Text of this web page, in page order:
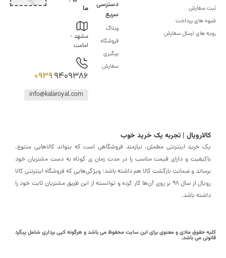
پرداخت
ارسال سفارش
دسترسی
ما
مشهد -
09399409386
info@kalaroyal.com
| تجربه یک خرید خوب
اینترنتی مطمئن، نیازمند فروشگاهی است که بتواند کالاهایی متنوع،
و دارای قیمت مناسب را در مدت زمان ی کوتاه به دست مشتریان خود
و ضمانت بازگشت کالا هم داشته باشد؛ ویژگی‌هایی که فروشگاه اینترنتی کالا
رویال از سال 98 بر روی آن‌ها کار کرده و توانسته از این طریق مشتریان ثابت خود را
باشد.
مادی و معنوی برای این سایت محفوظ می باشد و هرگونه کپی برداری شامل پیگرد
می باشد.